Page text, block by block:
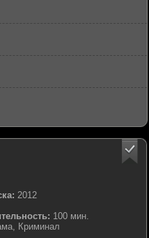
2012
100 мин.
Криминал